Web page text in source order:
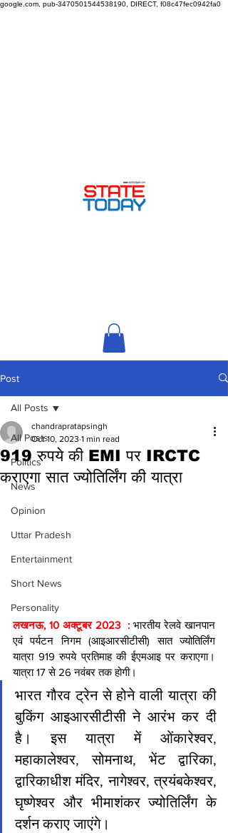
google.com, pub-3470501544538190, DIRECT, f08c47fec0942fa0
Post
All Posts
Politics
News
Opinion
Uttar Pradesh
Entertainment
Short News
Personality
All Posts
919 रुपये की EMI पर IRCTC
कराएगा सात ज्योतिर्लिंग की यात्रा
chandrapratapsingh
Oct 10, 2023 1 min read
लखनऊ, 10 अक्टूबर 2023  : भारतीय रेलवे खानपान
एवं पर्यटन निगम (आइआरसीटीसी) सात ज्योतिर्लिंग
यात्रा 919 रुपये प्रतिमाह की ईएमआइ पर कराएगा।
यात्रा 17 से 26 नवंबर तक होगी।
भारत गौरव ट्रेन से होने वाली यात्रा की
बुकिंग आइआरसीटीसी ने आरंभ कर दी
है। इस यात्रा में ओंकारेश्वर,
महाकालेश्वर, सोमनाथ, भेंट द्वारिका,
द्वारिकाधीश मंदिर, नागेश्वर, त्रयंबकेश्वर,
घृष्णेश्वर और भीमाशंकर ज्योतिर्लिंग के
दर्शन कराए जाएंगे।